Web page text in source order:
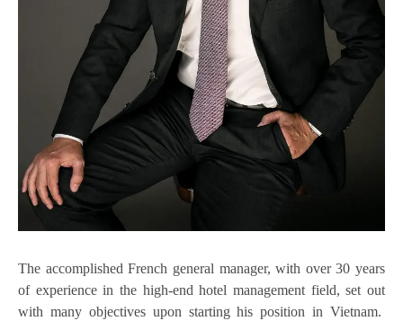
The accomplished French general manager, with over 30 years
of experience in the high-end hotel management field, set out
with many objectives upon starting his position in Vietnam.